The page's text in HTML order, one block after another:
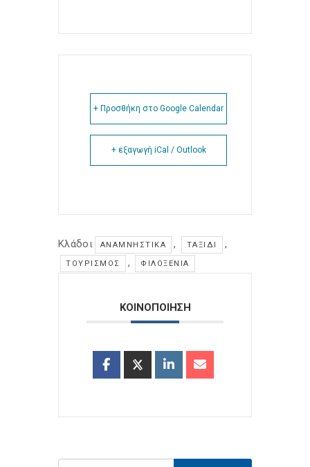
+ Προσθήκη στο Google Calendar
+ εξαγωγή iCal / Outlook
Κλάδοι ΑΝΑΜΝΗΣΤΙΚΆ , ΤΑΞΊΔΙ ,
ΤΟΥΡΙΣΜΌΣ , ΦΙΛΟΞΕΝΊΑ
ΚΟΙΝΟΠΟΙΗΣΗ